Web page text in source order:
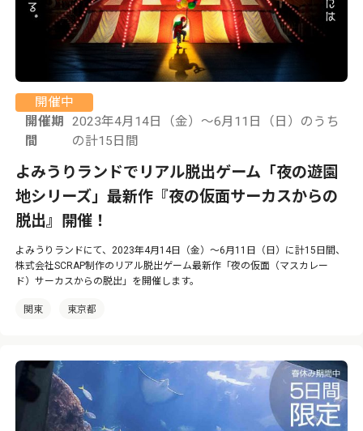
開催中
開催期
間
2023年4月14日（金）～6月11日（日）のうち
の計15日間
よみうりランドでリアル脱出ゲーム「夜の遊園
地シリーズ」最新作『夜の仮面サーカスからの
脱出』開催！
よみうりランドにて、2023年4月14日（金）～6月11日（日）に計15日間、
株式会社SCRAP制作のリアル脱出ゲーム最新作「夜の仮面（マスカレー
ド）サーカスからの脱出」を開催します。
関東 東京都